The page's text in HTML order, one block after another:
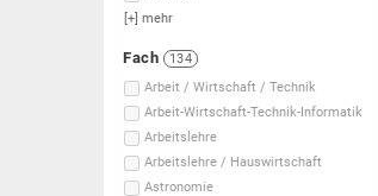
[+] mehr
Fach
134
Arbeit / Wirtschaft / Technik
Arbeit-Wirtschaft-Technik-Informatik
Arbeitslehre
Arbeitslehre / Hauswirtschaft
Astronomie